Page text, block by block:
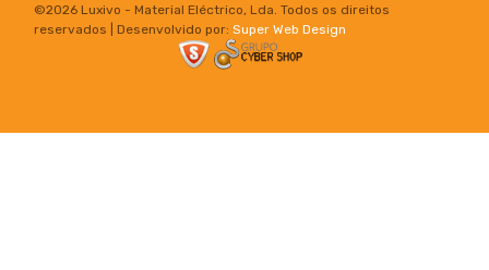
©2026 Luxivo - Material Eléctrico, Lda. Todos os direitos
reservados | Desenvolvido por: Super Web Design